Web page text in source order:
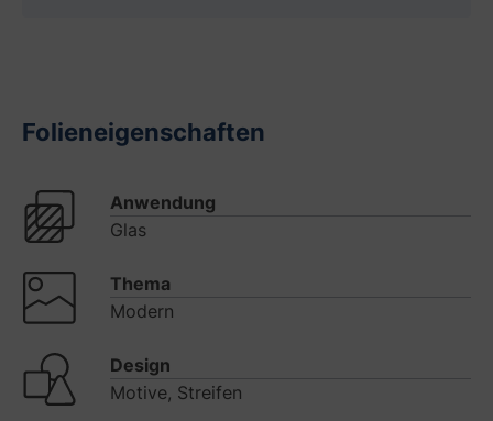
Folieneigenschaften
Anwendung
Glas
Thema
Modern
Design
Motive, Streifen